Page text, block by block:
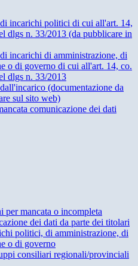
incarichi politici di cui all'art. 14,
dlgs n. 33/2013 (da pubblicare in
incarichi di amministrazione, di
o di governo di cui all'art. 14, co.
dlgs n. 33/2013
(documentazione da
sul sito web)
comunicazione dei dati
per mancata o incompleta
dei dati da parte dei titolari
politici, di amministrazione, di
o di governo
consiliari regionali/provinciali